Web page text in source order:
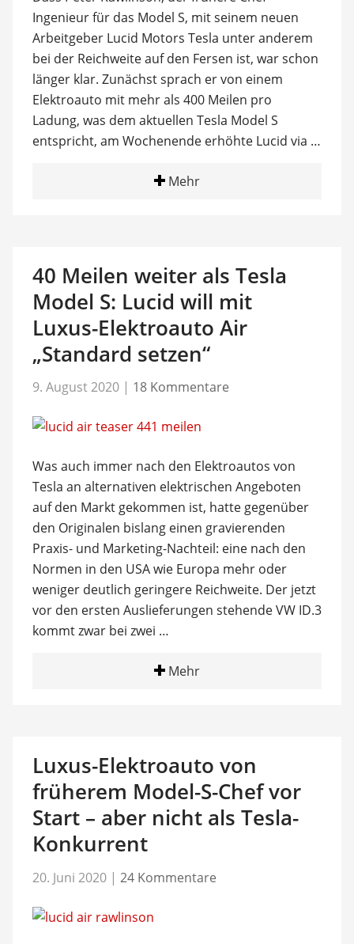
Ingenieur für das Model S, mit seinem neuen
Arbeitgeber Lucid Motors Tesla unter anderem
bei der Reichweite auf den Fersen ist, war schon
länger klar. Zunächst sprach er von einem
Elektroauto mit mehr als 400 Meilen pro
Ladung, was dem aktuellen Tesla Model S
entspricht, am Wochenende erhöhte Lucid via …
Mehr
40 Meilen weiter als Tesla
Model S: Lucid will mit
Luxus-Elektroauto Air
„Standard setzen“
9. August 2020 | 18 Kommentare
Was auch immer nach den Elektroautos von
Tesla an alternativen elektrischen Angeboten
auf den Markt gekommen ist, hatte gegenüber
den Originalen bislang einen gravierenden
Praxis- und Marketing-Nachteil: eine nach den
Normen in den USA wie Europa mehr oder
weniger deutlich geringere Reichweite. Der jetzt
vor den ersten Auslieferungen stehende VW ID.3
kommt zwar bei zwei …
Mehr
Luxus-Elektroauto von
früherem Model-S-Chef vor
Start – aber nicht als Tesla-
Konkurrent
20. Juni 2020 | 24 Kommentare